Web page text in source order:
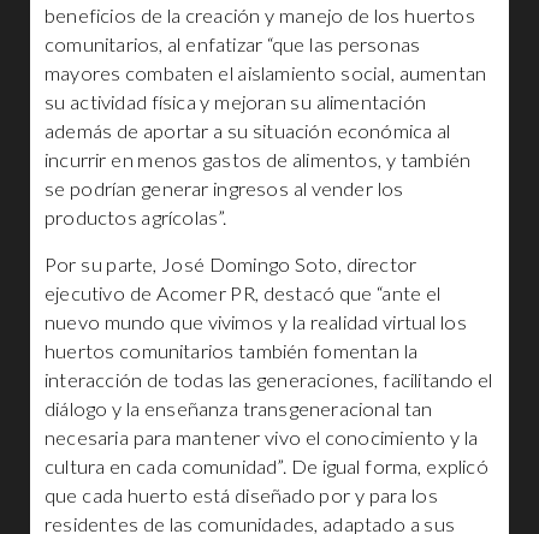
beneficios de la creación y manejo de los huertos
comunitarios, al enfatizar “que las personas
mayores combaten el aislamiento social, aumentan
su actividad física y mejoran su alimentación
además de aportar a su situación económica al
incurrir en menos gastos de alimentos, y también
se podrían generar ingresos al vender los
productos agrícolas”.
Por su parte, José Domingo Soto, director
ejecutivo de Acomer PR, destacó que “ante el
nuevo mundo que vivimos y la realidad virtual los
huertos comunitarios también fomentan la
interacción de todas las generaciones, facilitando el
diálogo y la enseñanza transgeneracional tan
necesaria para mantener vivo el conocimiento y la
cultura en cada comunidad”. De igual forma, explicó
que cada huerto está diseñado por y para los
residentes de las comunidades, adaptado a sus